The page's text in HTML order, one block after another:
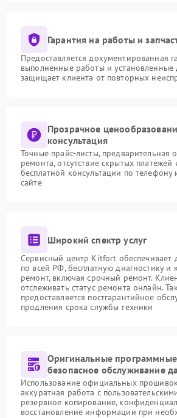
Гарантия на работы и
Предоставляется документированная
выполненные работы и установленные
защищает клиента от повторных
Прозрачное
консультация
Точные прайс-листы, предварительная
ремонта, отсутствие скрытых
бесплатной консультации по телефону
сайте
Широкий спектр услуг
Сервисный центр Kitfort обеспечивает
по всей РФ, бесплатную диагностику и
ремонт, включая срочный ремонт.
отслеживать статус ремонта онлайн.
предоставляется постгарантийное
продления срока службы техники
Оригинальные
безопасное обслуживание
Использование официальных
аккуратная работа с
резервное копирование,
восстановление информации при